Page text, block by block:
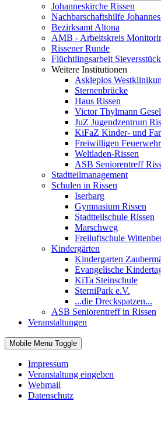
Johanneskirche Rissen
Nachbarschaftshilfe
Bezirksamt Altona
AMB - Arbeitskreis
Rissener Runde
Flüchtlingsarbeit
Weitere Institutionen
Asklepios
Sternenbrücke
Haus Rissen
Victor Thylmann
JuZ Jugendzentrum
KiFaZ Kinder- und
Freiwilligen
Weltladen-Rissen
ASB Seniorentreff
Stadtteilmanagement
Schulen in Rissen
Iserbarg
Gymnasium Rissen
Stadtteilschule Rissen
Marschweg
Freiluftschule
Kindergärten
Kindergarten
Evangelische
KiTa Steinschule
SterniPark e.V.
...die Dreckspatzen...
ASB Seniorentreff in Rissen
Veranstaltungen
Mobile Menu Toggle
Impressum
Veranstaltung eingeben
Webmail
Datenschutz